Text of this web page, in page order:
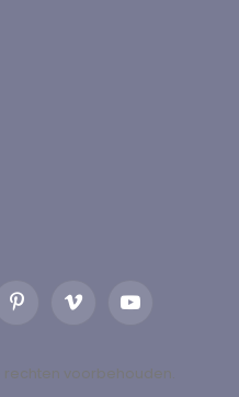
PinterestVimeo YouTube
voorbehouden.